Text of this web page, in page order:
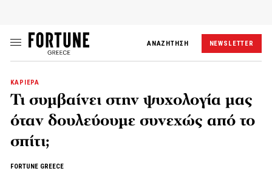
ΑΝΑΖΗΤΗΣΗ NEWSLETTER
ΚΑΡΙΕΡΑ
Τι συμβαίνει στην ψυχολογία μας
όταν δουλεύουμε συνεχώς από το
σπίτι;
FORTUNE GREECE